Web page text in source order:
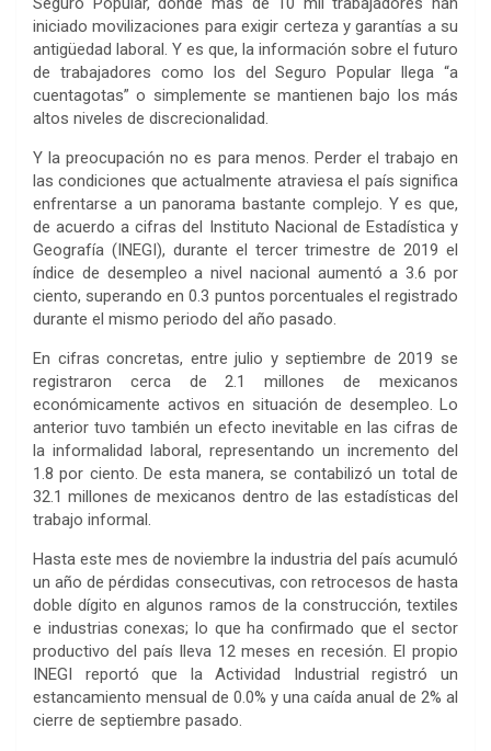
iniciado movilizaciones para exigir certeza y garantías a su
antigüedad laboral. Y es que, la información sobre el futuro
de trabajadores como los del Seguro Popular llega “a
cuentagotas” o simplemente se mantienen bajo los más
altos niveles de discrecionalidad.
Y la preocupación no es para menos. Perder el trabajo en
las condiciones que actualmente atraviesa el país significa
enfrentarse a un panorama bastante complejo. Y es que,
de acuerdo a cifras del Instituto Nacional de Estadística y
Geografía (INEGI), durante el tercer trimestre de 2019 el
índice de desempleo a nivel nacional aumentó a 3.6 por
ciento, superando en 0.3 puntos porcentuales el registrado
durante el mismo periodo del año pasado.
En cifras concretas, entre julio y septiembre de 2019 se
registraron cerca de 2.1 millones de mexicanos
económicamente activos en situación de desempleo. Lo
anterior tuvo también un efecto inevitable en las cifras de
la informalidad laboral, representando un incremento del
1.8 por ciento. De esta manera, se contabilizó un total de
32.1 millones de mexicanos dentro de las estadísticas del
trabajo informal.
Hasta este mes de noviembre la industria del país acumuló
un año de pérdidas consecutivas, con retrocesos de hasta
doble dígito en algunos ramos de la construcción, textiles
e industrias conexas; lo que ha confirmado que el sector
productivo del país lleva 12 meses en recesión. El propio
INEGI reportó que la Actividad Industrial registró un
estancamiento mensual de 0.0% y una caída anual de 2% al
cierre de septiembre pasado.